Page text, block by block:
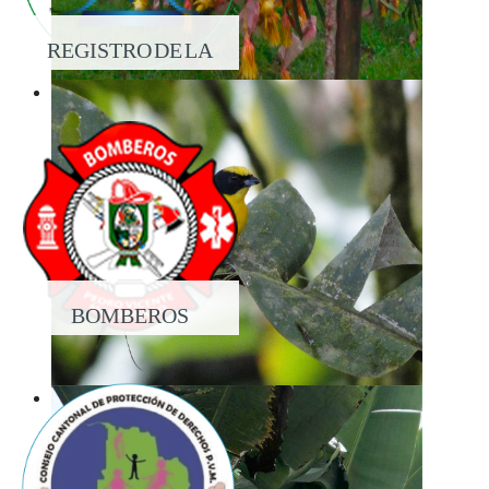
REGISTRO DE LA
PROPIEDAD
BOMBEROS